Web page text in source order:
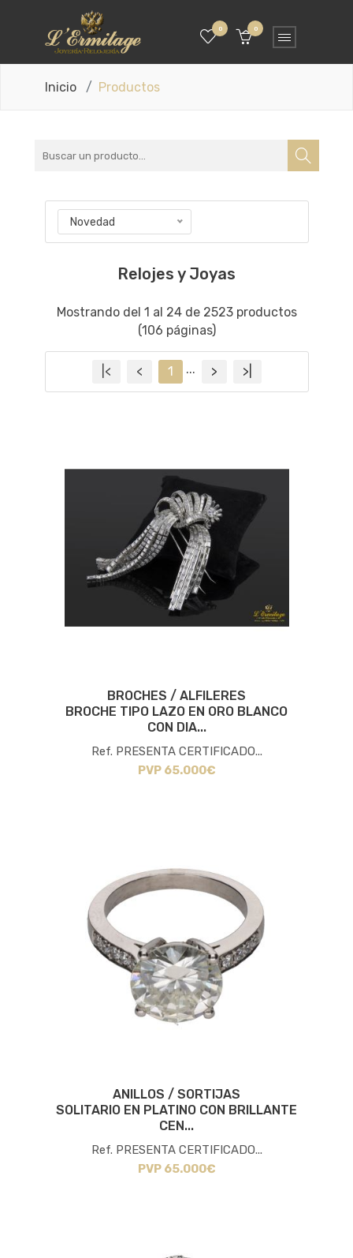
0 0
Inicio Productos
Novedad
Relojes y Joyas
Mostrando del 1 al 24 de 2523 productos
(106 páginas)
|< < 1 ... > >|
BROCHES / ALFILERES
BROCHE TIPO LAZO EN ORO BLANCO
CON DIA...
Ref. PRESENTA CERTIFICADO...
PVP 65.000€
ANILLOS / SORTIJAS
SOLITARIO EN PLATINO CON BRILLANTE
CEN...
Ref. PRESENTA CERTIFICADO...
PVP 65.000€